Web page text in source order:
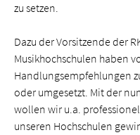
zu setzen.
Dazu der Vorsitzende der
Musikhochschulen haben
Handlungsempfehlungen
oder umgesetzt. Mit der
wollen wir u.a.
unseren Hochschulen